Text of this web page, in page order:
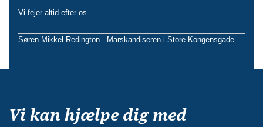
Vi fejer altid efter os.
Søren Mikkel Redington - Marskandiseren i Store Kongensgade
Vi kan hjælpe dig med